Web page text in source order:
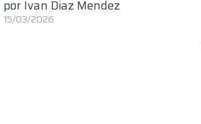
por Ivan Diaz Mendez
15/03/2026